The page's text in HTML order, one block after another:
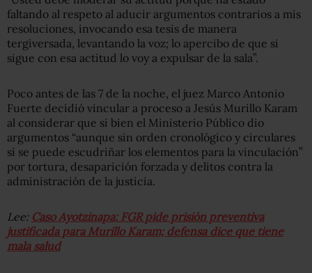
faltando al respeto al aducir argumentos contrarios a mis
resoluciones, invocando esa tesis de manera
tergiversada, levantando la voz; lo apercibo de que si
sigue con esa actitud lo voy a expulsar de la sala”.
Poco antes de las 7 de la noche, el juez Marco Antonio
Fuerte decidió vincular a proceso a Jesús Murillo Karam
al considerar que si bien el Ministerio Público dio
argumentos “aunque sin orden cronológico y circulares
sí se puede escudriñar los elementos para la vinculación”
por tortura, desaparición forzada y delitos contra la
administración de la justicia.
Lee: Caso Ayotzinapa: FGR pide prisión preventiva
justificada para Murillo Karam; defensa dice que tiene
mala salud